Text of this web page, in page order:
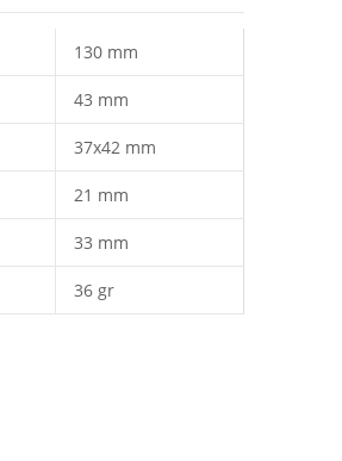
130 mm
43 mm
37x42 mm
21 mm
33 mm
36 gr